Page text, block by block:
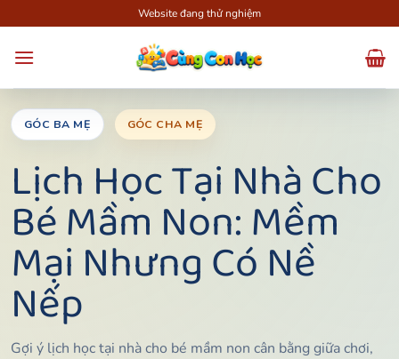
qua
nội
Website đang thử nghiệm
GÓC BA MẸ GÓC CHA MẸ
Lịch Học Tại Nhà Cho
Bé Mầm Non: Mềm
Mại Nhưng Có Nề
Nếp
Gợi ý lịch học tại nhà cho bé mầm non cân bằng giữa chơi,